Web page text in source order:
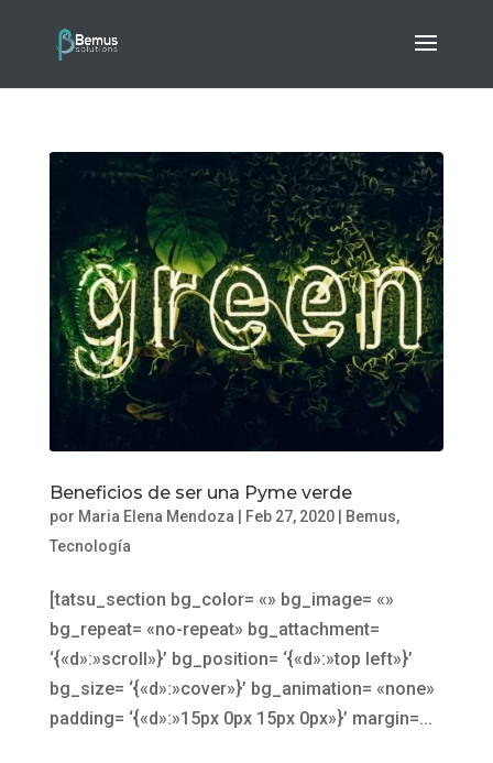
Beneficios de ser una Pyme verde
por Maria Elena Mendoza Feb 27, 2020| Bemus,
Tecnología
[tatsu_section bg_color= «» bg_image= «»
bg_repeat= «no-repeat» bg_attachment=
‘{«d»:»scroll»}’ bg_position= ‘{«d»:»top left»}’
bg_size= ‘{«d»:»cover»}’ bg_animation= «none»
padding= ‘{«d»:»15px 0px 15px 0px»}’ margin=...